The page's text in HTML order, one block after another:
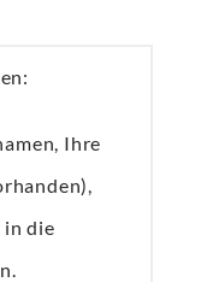
Ihre
in die